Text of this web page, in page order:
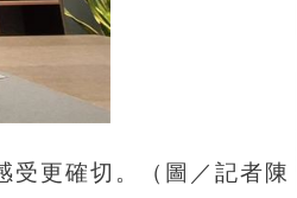
受更確切。（圖／記者陳